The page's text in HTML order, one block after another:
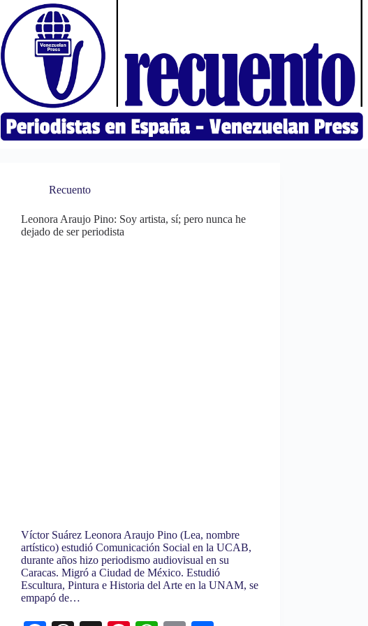
contenido
Recuento
Leonora Araujo Pino: Soy artista, sí; pero nunca he
dejado de ser periodista
Víctor Suárez Leonora Araujo Pino (Lea, nombre
artístico) estudió Comunicación Social en la UCAB,
durante años hizo periodismo audiovisual en su
Caracas. Migró a Ciudad de México. Estudió
Escultura, Pintura e Historia del Arte en la UNAM, se
empapó de…